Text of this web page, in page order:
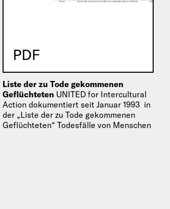
PDF
Liste der zu Tode gekommenen
Geflüchteten UNITED for Intercultural
Action dokumentiert seit Januar 1993 in
der „Liste der zu Tode gekommenen
Geflüchteten“ Todesfälle von Menschen